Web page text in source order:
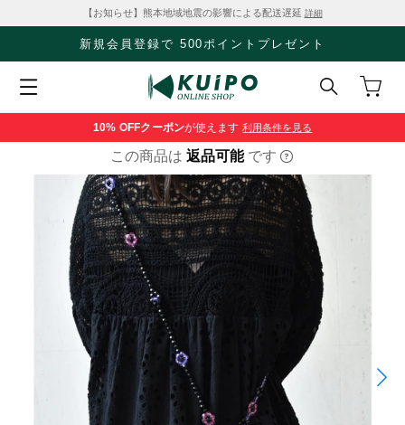
【お知らせ】熊本地域地震の影響による配送遅延 詳細
新規会員登録で 500ポイントプレゼント
10% OFFクーポンが使えます 利用条件を見る
この商品は 返品可能 です